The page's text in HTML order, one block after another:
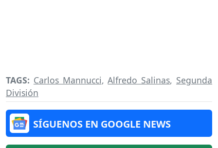
TAGS: Carlos Mannucci,Alfredo Salinas, Segunda
División
SÍGUENOS EN GOOGLE NEWS